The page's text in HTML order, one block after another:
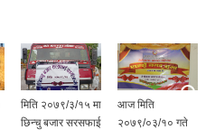
मिति २०७९/३/१५ मा
छिन्चु बजार सरसफाई
आज मिति
२०७९/०३/१० गते